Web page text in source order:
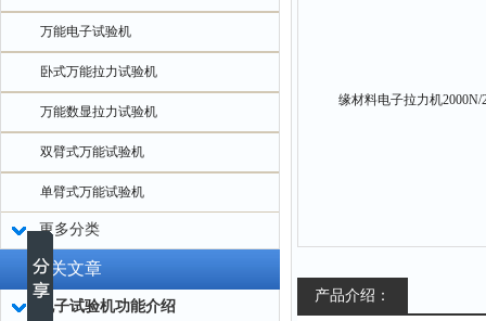
万能电子试验机
卧式万能拉力试验机
万能数显拉力试验机
双臂式万能试验机
单臂式万能试验机
更多分类
相关文章
电子试验机功能介绍
产品介绍：